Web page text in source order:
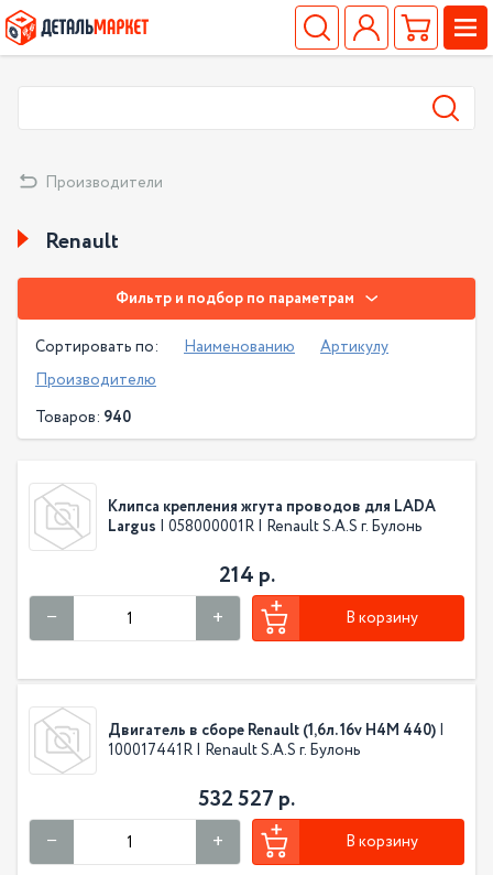
Производители
Renault
Фильтр и подбор по параметрам
Сортировать по: Наименованию
Артикулу
Производителю
Товаров: 940
Клипса крепления жгута проводов для LADA
Largus | 058000001R | Renault S.A.S г. Булонь
214 р.
В корзину
Двигатель в сборе Renault (1,6л. 16v Н4М 440) |
100017441R | Renault S.A.S г. Булонь
532 527 р.
В корзину